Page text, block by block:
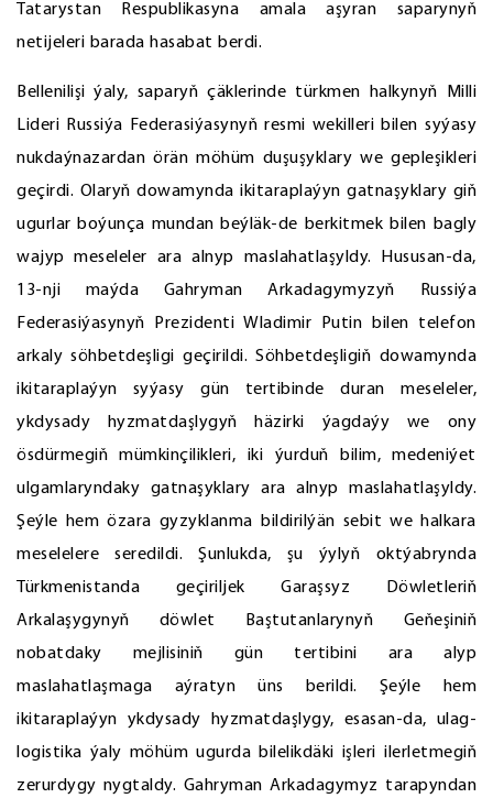
Tatarystan Respublikasyna amala aşyran saparynyň
netijeleri barada hasabat berdi.
Bellenilişi ýaly, saparyň çäklerinde türkmen halkynyň Milli
Lideri Russiýa Federasiýasynyň resmi wekilleri bilen syýasy
nukdaýnazardan örän möhüm duşuşyklary we gepleşikleri
geçirdi. Olaryň dowamynda ikitaraplaýyn gatnaşyklary giň
ugurlar boýunça mundan beýläk-de berkitmek bilen bagly
wajyp meseleler ara alnyp maslahatlaşyldy. Hususan-da,
13-nji maýda Gahryman Arkadagymyzyň Russiýa
Federasiýasynyň Prezidenti Wladimir Putin bilen telefon
arkaly söhbetdeşligi geçirildi. Söhbetdeşligiň dowamynda
ikitaraplaýyn syýasy gün tertibinde duran meseleler,
ykdysady hyzmatdaşlygyň häzirki ýagdaýy we ony
ösdürmegiň mümkinçilikleri, iki ýurduň bilim, medeniýet
ulgamlaryndaky gatnaşyklary ara alnyp maslahatlaşyldy.
Şeýle hem özara gyzyklanma bildirilýän sebit we halkara
meselelere seredildi. Şunlukda, şu ýylyň oktýabrynda
Türkmenistanda geçiriljek Garaşsyz Döwletleriň
Arkalaşygynyň döwlet Baştutanlarynyň Geňeşiniň
nobatdaky mejlisiniň gün tertibini ara alyp
maslahatlaşmaga aýratyn üns berildi. Şeýle hem
ikitaraplaýyn ykdysady hyzmatdaşlygy, esasan-da, ulag-
logistika ýaly möhüm ugurda bilelikdäki işleri ilerletmegiň
zerurdygy nygtaldy. Gahryman Arkadagymyz tarapyndan